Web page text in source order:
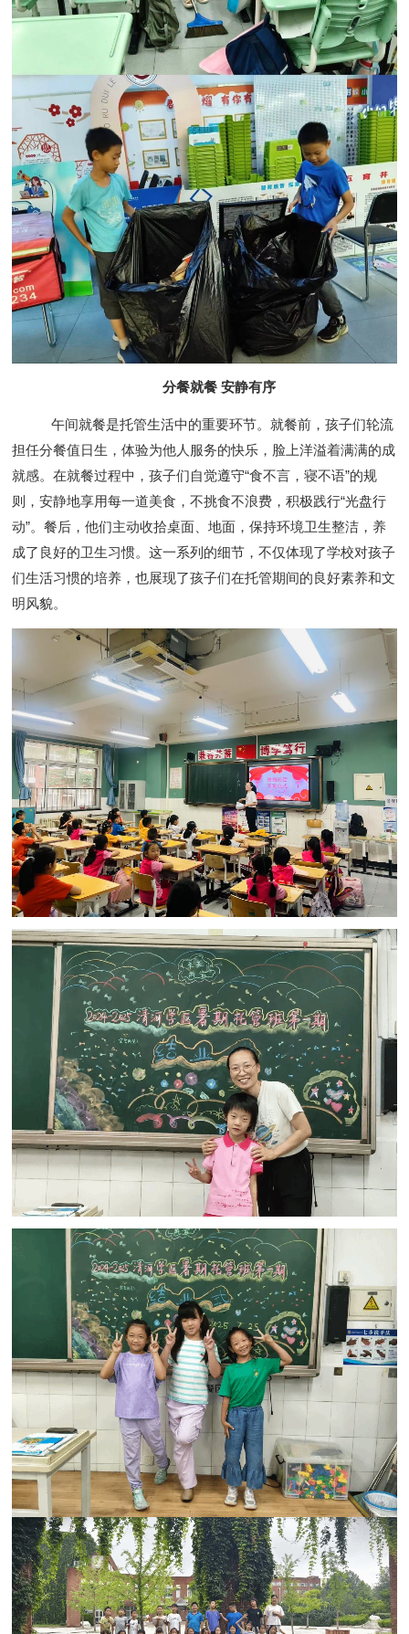
分餐就餐 安静有序
午间就餐是托管生活中的重要环节。就餐前，孩子们轮流
担任分餐值日生，体验为他人服务的快乐，脸上洋溢着满满的成
就感。在就餐过程中，孩子们自觉遵守“食不言，寝不语”的规
则，安静地享用每一道美食，不挑食不浪费，积极践行“光盘行
动”。餐后，他们主动收拾桌面、地面，保持环境卫生整洁，养
成了良好的卫生习惯。这一系列的细节，不仅体现了学校对孩子
们生活习惯的培养，也展现了孩子们在托管期间的良好素养和文
明风貌。